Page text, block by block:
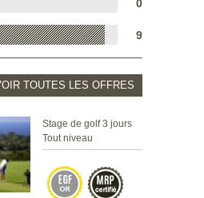
0
9
TOUTES LES OFFRES
Stage de golf 3 jours
Tout niveau